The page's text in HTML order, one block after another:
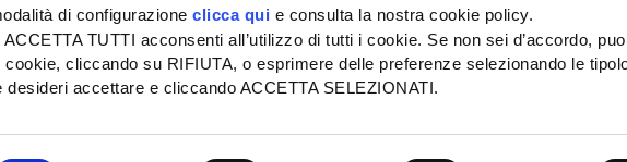
di configurazioneclicca qui e consulta la nostra cookie policy.
TUTTI acconsenti all’utilizzo di tutti i cookie. Se non sei d’accordo,
cookie, cliccando su RIFIUTA, o esprimere delle preferenze selezionando le
desideri accettare e cliccando ACCETTA SELEZIONATI.
Srl
SEDE
Tel + 39.045.8057511
info@informatoreagrario.it
PUBBLICITÀ
Tel +